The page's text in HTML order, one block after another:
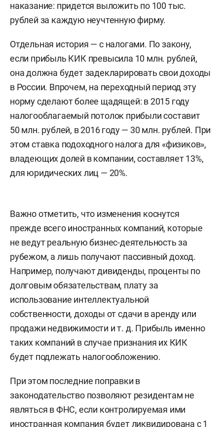
наказание: придется выложить по 100 тыс.
рублей за каждую неучтенную фирму.
Отдельная история — с налогами. По закону,
если прибыль КИК превысила 10 млн. рублей,
она должна будет задекларировать свои доходы
в России. Впрочем, на переходный период эту
норму сделают более щадящей: в 2015 году
налогооблагаемый потолок прибыли составит
50 млн. рублей, в 2016 году — 30 млн. рублей. При
этом ставка подоходного налога для «физиков»,
владеющих долей в компании, составляет 13%,
для юридических лиц — 20%.
Важно отметить, что изменения коснутся
прежде всего иностранных компаний, которые
не ведут реальную бизнес-деятельность за
рубежом, а лишь получают пассивный доход.
Например, получают дивиденды, проценты по
долговым обязательствам, плату за
использование интеллектуальной
собственности, доходы от сдачи в аренду или
продажи недвижимости и т. д. Прибыль именно
таких компаний в случае признания их КИК
будет подлежать налогообложению.
При этом последние поправки в
законодательство позволяют резидентам не
являться в ФНС, если контролируемая ими
иностранная компания будет ликвидирована с 1